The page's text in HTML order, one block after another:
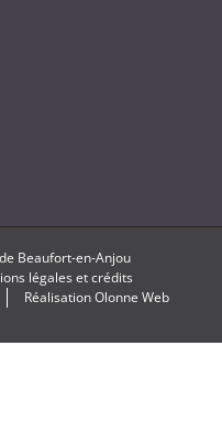
Beaufort-en-Anjou
légales et crédits
RéalisationOlonne Web